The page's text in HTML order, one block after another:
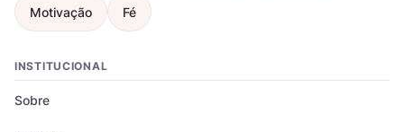
Motivação Fé
INSTITUCIONAL
Sobre